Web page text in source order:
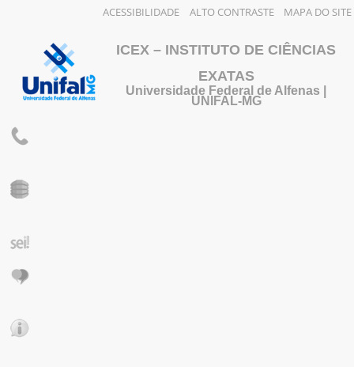
ACESSIBILIDADE ALTO CONTRASTE MAPA DO SITE
ICEX – INSTITUTO DE CIÊNCIAS
EXATAS
Universidade Federal de Alfenas |
UNIFAL-MG